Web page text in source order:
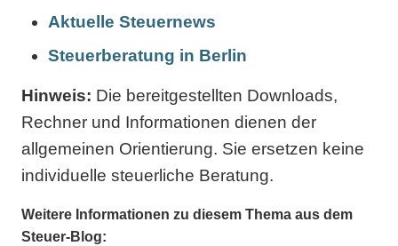
Aktuelle Steuernews
Steuerberatung in Berlin
Hinweis: Die bereitgestellten Downloads,
Rechner und Informationen dienen der
allgemeinen Orientierung. Sie ersetzen keine
individuelle steuerliche Beratung.
Weitere Informationen zu diesem Thema aus dem
Steuer-Blog: